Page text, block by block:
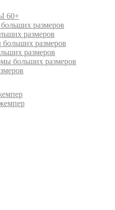
60+
размеров
размеров
размеров
размеров
больших размеров